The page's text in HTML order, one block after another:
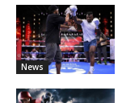
News